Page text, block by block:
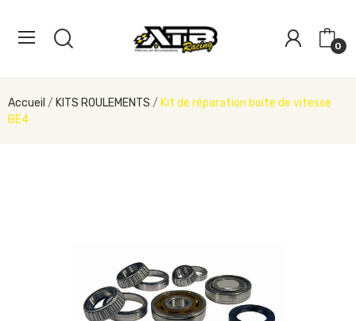
0
Accueil KITS ROULEMENTS
Kit de réparation boite de vitesse
BE4